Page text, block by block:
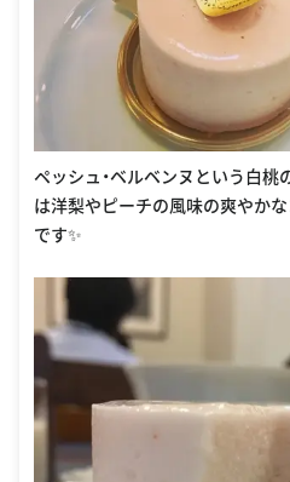
ペッシュ・ベルベンヌという白
は洋梨やピーチの風味の爽やか
です✨